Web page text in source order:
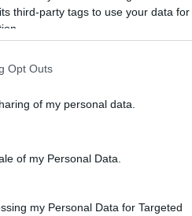
third-party tags to use your data
Opt Outs
of my personal data.
of my Personal Data.
my Personal Data for Targeted